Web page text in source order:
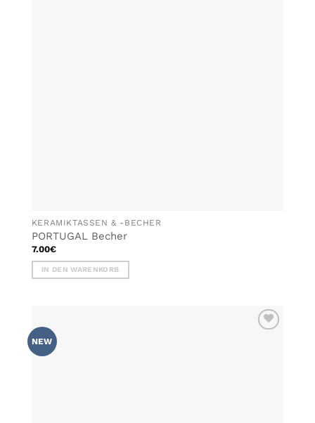
KERAMIKTASSEN & -BECHER
PORTUGAL Becher
7.00€
IN DEN WARENKORB
NEW